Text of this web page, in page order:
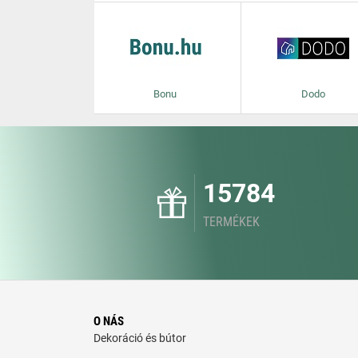
Bonu Dodo
15784
TERMÉKEK
O NÁS
Dekoráció és bútor